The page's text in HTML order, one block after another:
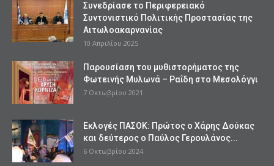
Συνεδρίασε το Περιφερειακό
Συντονιστικό Πολιτικής Προστασίας της
Αιτωλοακαρνανίας
10 Απριλίου 2025
Παρουσίαση του μυθιστορήματος της
Φωτεινής Μυλωνά – Ραΐδη στο Μεσολόγγι
7 Οκτωβρίου 2021
Εκλογές ΠΑΣΟΚ: Πρώτος ο Χάρης Δούκας
και δεύτερος ο Παύλος Γερουλάνος...
6 Οκτωβρίου 2024